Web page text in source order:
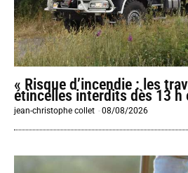
« Risque d’incendie : les
étincelles interdits dès 13 h
jean-christophe collet -08/08/2026